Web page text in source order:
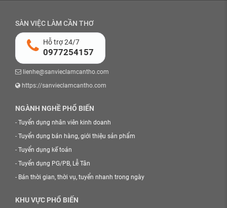
SÀN VIỆC LÀM CẦN THƠ
Hỗ trợ 24/7
0977254157
lienhe@sanvieclamcantho.com
https://sanvieclamcantho.com
NGÀNH NGHỀ PHỔ BIẾN
- Tuyển dụng nhân viên kinh doanh
- Tuyển dụng bán hàng, giới thiệu sản phẩm
- Tuyển dụng kế toán
- Tuyển dụng PG/PB, Lễ Tân
- Bán thời gian, thời vụ, tuyển nhanh trong ngày
KHU VỰC PHỔ BIẾN